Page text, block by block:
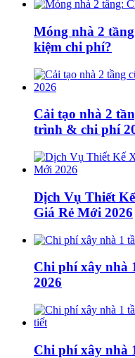
Móng nhà 2
kiệm chi phí?
Cải tạo nhà 2
trình & chi phí
Dịch Vụ Thiết
Giá Rẻ Mới 2026
Chi phí xây nhà
2026
Chi phí xây nhà